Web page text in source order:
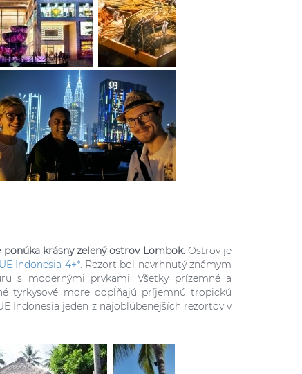
krásny zelený ostrov Lombok. Ostrov je
Indonesia 4+*. Rezort bol navrhnutý známym
s modernými prvkami. Všetky prízemné a
tyrkysové more dopĺňajú príjemnú tropickú
Indonesia jeden z najobľúbenejších rezortov v